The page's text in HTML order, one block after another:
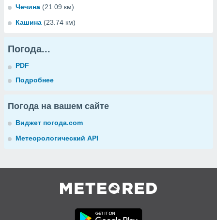
Чечина (21.09 км)
Кашина (23.74 км)
Погода...
PDF
Подробнее
Погода на вашем сайте
Виджет погода.com
Метеорологический API